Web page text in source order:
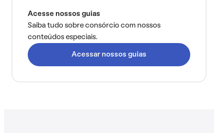
Acesse nossos guias
Saiba tudo sobre consórcio com nossos
conteúdos especiais.
Acessar nossos guias